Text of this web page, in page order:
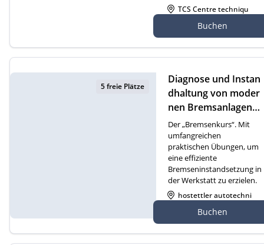
TCS Centre techniqu
Dizy 4, 1304 Cossonay
Buchen
5 freie Plätze
Diagnose und Instan
dhaltung von moder
nen Bremsanlagen
(D)
Der „Bremsenkurs“. Mit
umfangreichen
praktischen Übungen, um
eine effiziente
Bremseninstandsetzung in
der Werkstatt zu erzielen.
hostettler autotechni
1, 6018 Buttisholz
Buchen